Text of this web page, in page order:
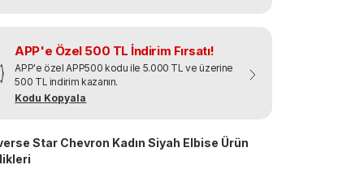
APP'e Özel 500 TL İndirim Fırsatı!
APP'e özel APP500 kodu ile 5.000 TL ve üzerine
500 TL indirim kazanın.
Kodu Kopyala
Star Chevron Kadın Siyah Elbise Ürün